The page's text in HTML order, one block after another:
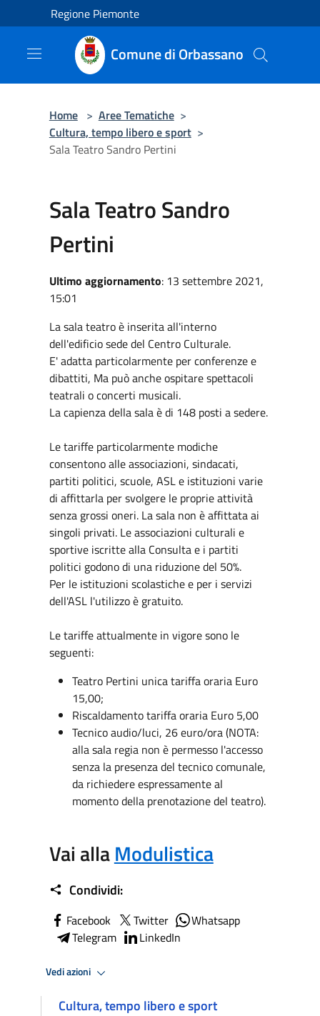
Salta al contenuto principale
Regione Piemonte
Comune di Orbassano
Home > Aree Tematiche >
Cultura, tempo libero e sport >
Sala Teatro Sandro Pertini
Sala Teatro Sandro
Pertini
Ultimo aggiornamento: 13 settembre 2021,
15:01
La sala teatro è inserita all'interno
dell'edificio sede del Centro Culturale.
E' adatta particolarmente per conferenze e
dibattiti, Ma può anche ospitare spettacoli
teatrali o concerti musicali.
La capienza della sala è di 148 posti a sedere.
Le tariffe particolarmente modiche
consentono alle associazioni, sindacati,
partiti politici, scuole, ASL e istituzioni varie
di affittarla per svolgere le proprie attività
senza grossi oneri. La sala non è affittata ai
singoli privati. Le associazioni culturali e
sportive iscritte alla Consulta e i partiti
politici godono di una riduzione del 50%.
Per le istituzioni scolastiche e per i servizi
dell'ASL l'utilizzo è gratuito.
Le tariffe attualmente in vigore sono le
seguenti:
Teatro Pertini unica tariffa oraria Euro
15,00;
Riscaldamento tariffa oraria Euro 5,00
Tecnico audio/luci, 26 euro/ora (NOTA:
alla sala regia non è permesso l'accesso
senza la presenza del tecnico comunale,
da richiedere espressamente al
momento della prenotazione del teatro).
Vai allaModulistica
Condividi:
Facebook Twitter
Whatsapp
Telegram
LinkedIn
Vedi azioni
Cultura, tempo libero e sport